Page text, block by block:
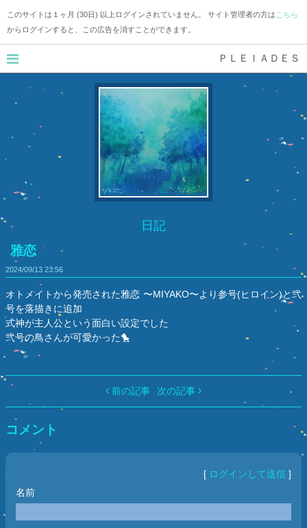
このサイトは１ヶ月 (30日) 以上ログインされていません。 サイト管理者の方は こちら
からログインすると、この広告を消すことができます。
ＰＬＥＩＡＤＥＳ
日記
雅恋
2024/09/13 23:56
オトメイトから発売された雅恋 〜MIYAKO〜より参号(ヒロイン)と弐
号を落描きに追加
式神が主人公という面白い設定でした
弐号の鳥さんが可愛かった🐤
前の記事 次の記事
コメント
[ ログインして送信 ]
名前